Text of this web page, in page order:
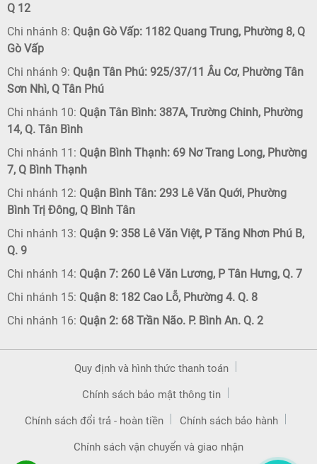
Q 12
Chi nhánh 8: Quận Gò Vấp: 1182 Quang Trung, Phường 8, Q
Gò Vấp
Chi nhánh 9: Quận Tân Phú: 925/37/11 Âu Cơ, Phường Tân
Sơn Nhì, Q Tân Phú
Chi nhánh 10: Quận Tân Bình: 387A, Trường Chinh, Phường
14, Q. Tân Bình
Chi nhánh 11: Quận Bình Thạnh: 69 Nơ Trang Long, Phường
7, Q Bình Thạnh
Chi nhánh 12: Quận Bình Tân: 293 Lê Văn Quới, Phường
Bình Trị Đông, Q Bình Tân
Chi nhánh 13: Quận 9: 358 Lê Văn Việt, P Tăng Nhơn Phú B,
Q. 9
Chi nhánh 14: Quận 7: 260 Lê Văn Lương, P Tân Hưng, Q. 7
Chi nhánh 15: Quận 8: 182 Cao Lỗ, Phường 4. Q. 8
Chi nhánh 16: Quận 2: 68 Trần Não. P. Bình An. Q. 2
Quy định và hình thức thanh toán
Chính sách bảo mật thông tin
Chính sách đổi trả - hoàn tiền Chính sách bảo hành
Chính sách vận chuyển và giao nhận